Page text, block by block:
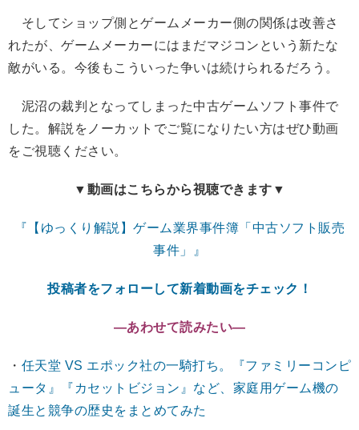
そしてショップ側とゲームメーカー側の関係は改善さ
れたが、ゲームメーカーにはまだマジコンという新たな
敵がいる。今後もこういった争いは続けられるだろう。
泥沼の裁判となってしまった中古ゲームソフト事件で
した。解説をノーカットでご覧になりたい方はぜひ動画
をご視聴ください。
▼動画はこちらから視聴できます▼
『【ゆっくり解説】ゲーム業界事件簿「中古ソフト販売
事件」』
投稿者をフォローして新着動画をチェック！
―あわせて読みたい―
・ 任天堂 VS エポック社の一騎打ち。『ファミリーコンピ
ュータ』『カセットビジョン』など、家庭用ゲーム機の
誕生と競争の歴史をまとめてみた